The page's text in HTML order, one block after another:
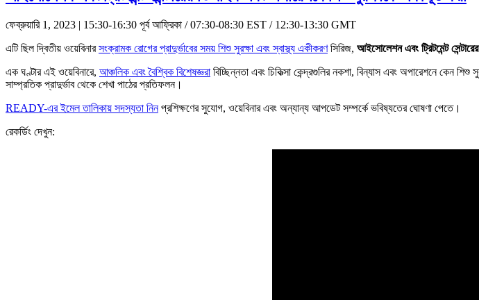
ফেব্রুয়ারি 1, 2023 | 15:30-16:30 পূর্ব আফ্রিকা / 07:30-08:30 EST / 12:30-13:30 GMT
এটি ছিল দ্বিতীয় ওয়েবিনারসংক্রামক রোগের প্রাদুর্ভাবের সময় শিশু সুরক্ষা এবং স্বাস্থ্য একীকরণসিরিজ, আইসোলেশন এবং ট্রিটমেন্ট
এক ঘণ্টার এই ওয়েবিনারে, আঞ্চলিক এবং বৈশ্বিক বিশেষজ্ঞরা বিচ্ছিন্নতা এবং চিকিত্সা কেন্দ্রগুলির নকশা, বিন্যাস এবং অপারেশনে কেন
সাম্প্রতিক প্রাদুর্ভাব থেকে শেখা পাঠের প্রতিফলন।
READY-এর ইমেল তালিকায় সদস্যতা নিনপ্রশিক্ষণের সুযোগ, ওয়েবিনার এবং অন্যান্য আপডেট সম্পর্কে ভবিষ্যতের ঘোষণা পেতে।
রেকর্ডিং দেখুন: